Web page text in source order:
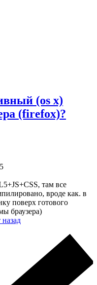
(os x)
(firefox)?
там все
вроде как. в
поверх готового
браузера)
назад